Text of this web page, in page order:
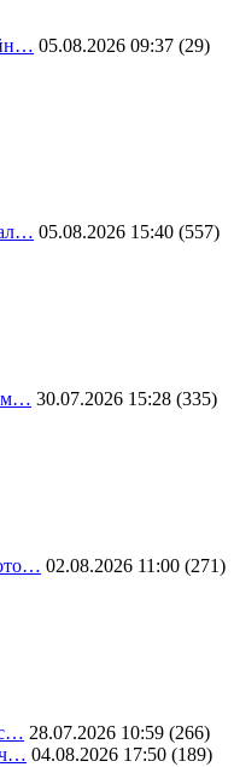
05.08.2026 09:37 (29)
05.08.2026 15:40 (557)
м… 30.07.2026 15:28 (335)
02.08.2026 11:00 (271)
28.07.2026 10:59 (266)
04.08.2026 17:50 (189)